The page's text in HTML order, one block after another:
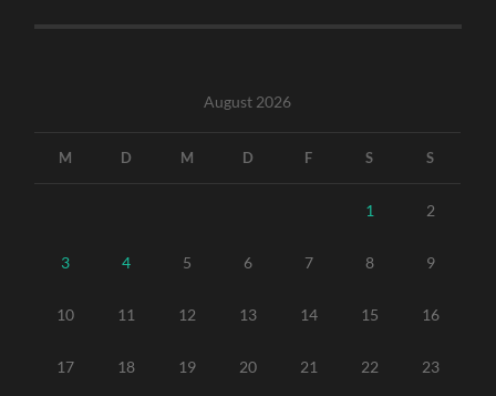
August 2026
M D M D F S S
1 2
3 4 5 6 7 8 9
10 11 12 13 14 15 16
17 18 19 20 21 22 23